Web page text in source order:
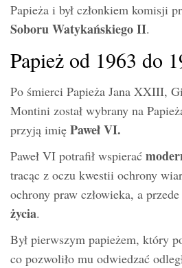
Papieża i był członkiem komisji
Soboru Watykańskiego II.
Papież od 1963 do
Po śmierci Papieża Jana XXIII,
Montini został wybrany na
przyją imię Paweł VI.
Paweł VI potrafił wspierać
tracąc z oczu kwestii ochrony
ochrony praw człowieka, a
życia.
Był pierwszym papieżem, który
co pozwoliło mu odwiedzać